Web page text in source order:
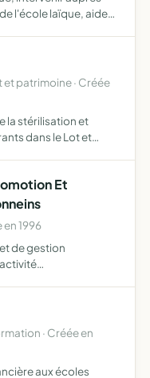
l'école laïque, aider
et patrimoine · Créée
la stérilisation et
dans le Lot et
Et
en 1996
de gestion
· Créée en
aux écoles